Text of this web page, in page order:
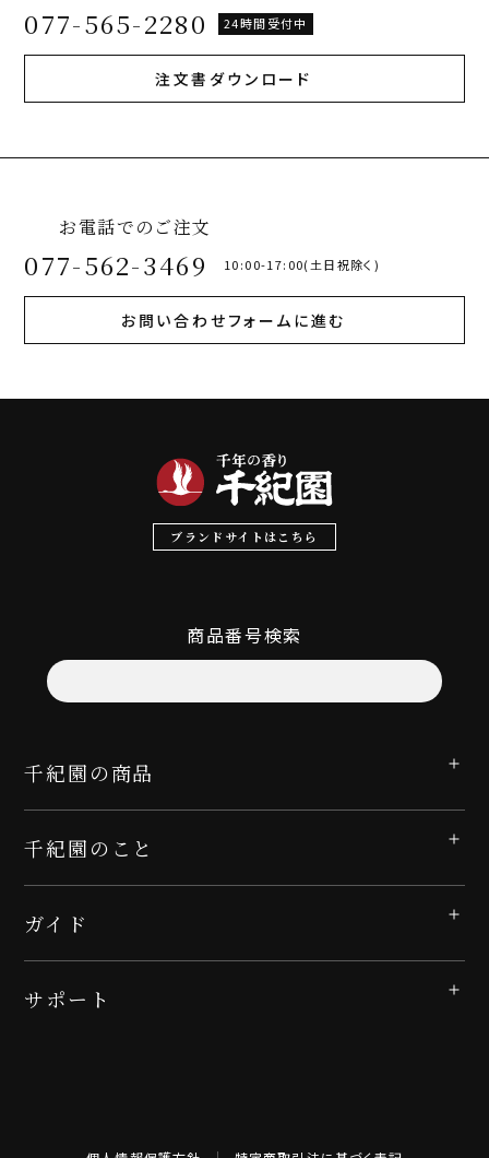
077-565-2280 24時間受付中
注文書ダウンロード
お電話でのご注文
077-562-3469 10:00-17:00(土日祝除く)
お問い合わせフォームに進む
ブランドサイトはこちら
商品番号検索
千紀園の商品
千紀園のこと
ガイド
サポート